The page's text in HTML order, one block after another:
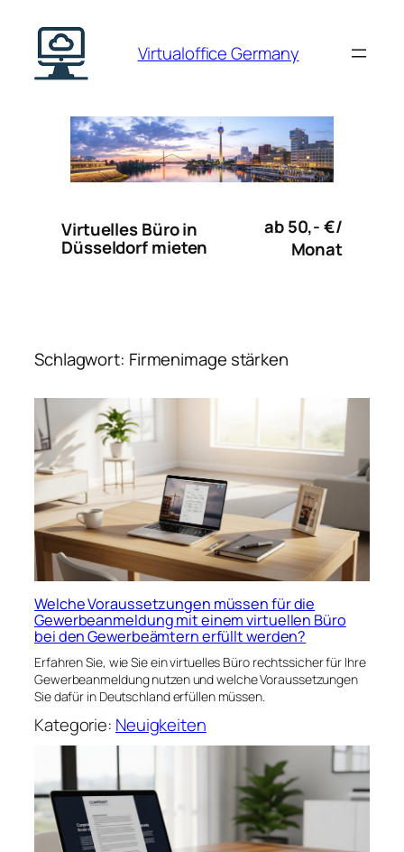
Inhalt
springen
Virtualoffice Germany
Virtuelles Büro in
Düsseldorf mieten
ab 50,- €/
Monat
Schlagwort: Firmenimage stärken
Welche Voraussetzungen müssen für die
Gewerbeanmeldung mit einem virtuellen Büro
bei den Gewerbeämtern erfüllt werden?
Erfahren Sie, wie Sie ein virtuelles Büro rechtssicher für Ihre
Gewerbeanmeldung nutzen und welche Voraussetzungen
Sie dafür in Deutschland erfüllen müssen.
Kategorie: Neuigkeiten